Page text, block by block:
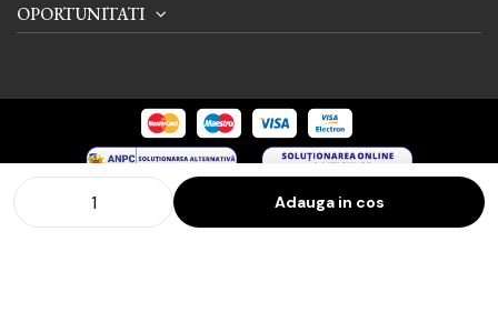
Adauga in cos
OPORTUNITATI
© 2024 Tienda International